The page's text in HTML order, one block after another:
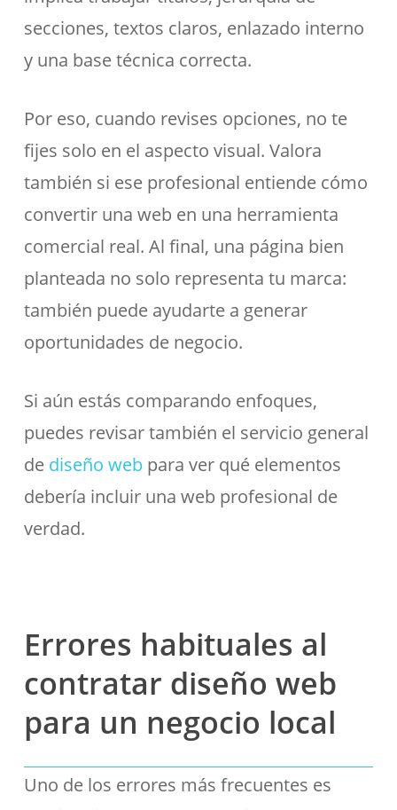
secciones, textos claros, enlazado interno
y una base técnica correcta.
Por eso, cuando revises opciones, no te
fijes solo en el aspecto visual. Valora
también si ese profesional entiende cómo
convertir una web en una herramienta
comercial real. Al final, una página bien
planteada no solo representa tu marca:
también puede ayudarte a generar
oportunidades de negocio.
Si aún estás comparando enfoques,
puedes revisar también el servicio general
de diseño web para ver qué elementos
debería incluir una web profesional de
verdad.
Errores habituales al
contratar diseño web
para un negocio local
Uno de los errores más frecuentes es